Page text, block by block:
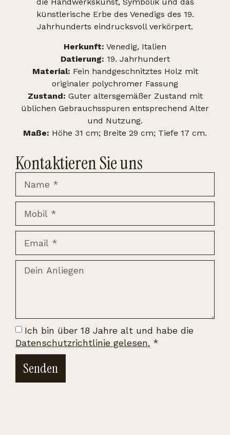
die Handwerkskunst, Symbolik und das
künstlerische Erbe des Venedigs des 19.
Jahrhunderts eindrucksvoll verkörpert.
Herkunft: Venedig, Italien
Datierung: 19. Jahrhundert
Material: Fein handgeschnitztes Holz mit
originaler polychromer Fassung
Zustand: Guter altersgemäßer Zustand mit
üblichen Gebrauchsspuren entsprechend Alter
und Nutzung.
Maße: Höhe 31 cm; Breite 29 cm; Tiefe 17 cm.
Kontaktieren Sie uns
Ich bin über 18 Jahre alt und habe die
Datenschutzrichtlinie gelesen. *
Senden